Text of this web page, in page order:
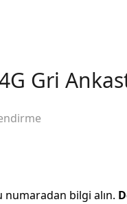
Gri
numaradan bilgi alın.